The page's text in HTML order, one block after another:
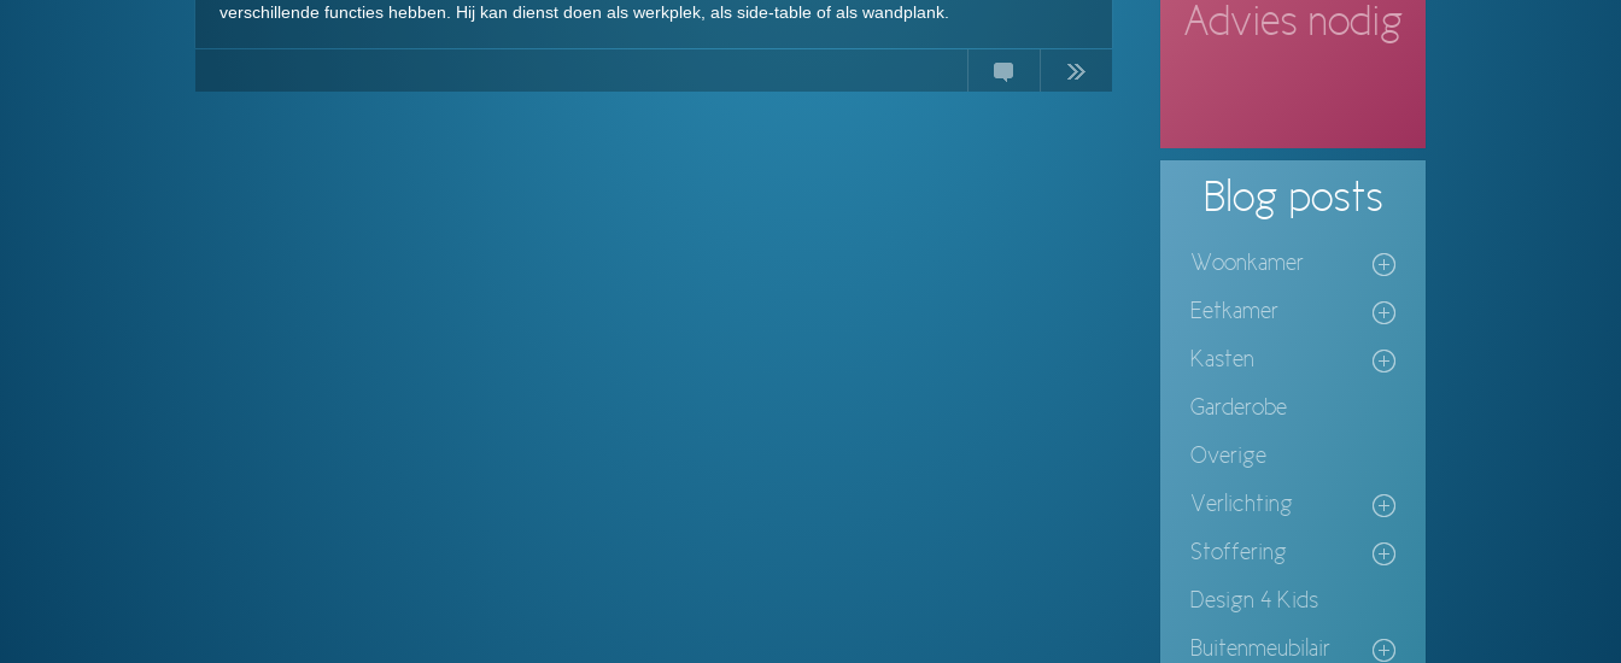
verschillende functies hebben. Hij kan dienst doen als werkplek, als side-table of als wandplank.
Advies nodig
Blog posts
Woonkamer
Eetkamer
Kasten
Garderobe
Overige
Verlichting
Stoffering
Design 4 Kids
Buitenmeubilair